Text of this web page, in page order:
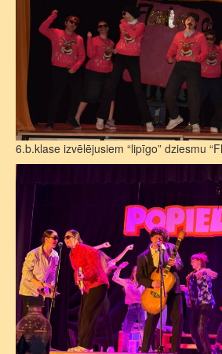
6.b.klase izvēlējusiem “lipīgo” dziesmu